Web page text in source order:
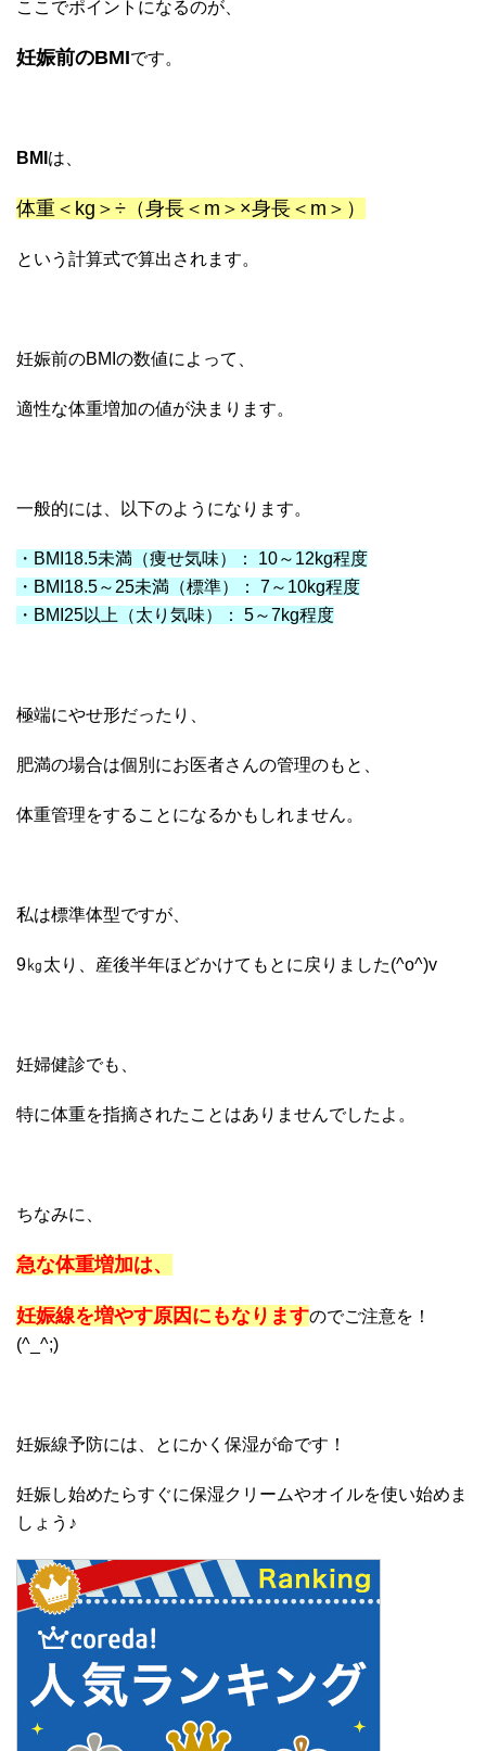
ここでポイントになるのが、
妊娠前のBMIです。
BMI は、
体重＜kg＞÷（身長＜m＞×身長＜m＞）
という計算式で算出されます。
妊娠前のBMIの数値によって、
適性な体重増加の値が決まります。
一般的には、以下のようになります。
・BMI18.5未満（痩せ気味）： 10～12kg程度
・BMI18.5～25未満（標準）： 7～10kg程度
・BMI25以上（太り気味）： 5～7kg程度
極端にやせ形だったり、
肥満の場合は個別にお医者さんの管理のもと、
体重管理をすることになるかもしれません。
私は標準体型ですが、
9㎏太り、産後半年ほどかけてもとに戻りました(^o^)v
妊婦健診でも、
特に体重を指摘されたことはありませんでしたよ。
ちなみに、
急な体重増加は、
妊娠線を増やす原因にもなりますのでご注意を！
(^_^;)
妊娠線予防には、とにかく保湿が命です！
妊娠し始めたらすぐに保湿クリームやオイルを使い始めま
しょう♪